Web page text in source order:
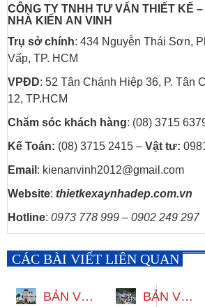
CÔNG TY TNHH TƯ VẤN THIẾT KẾ
NHÀ KIẾN AN VINH
Trụ sở chính: 434 Nguyễn Thái Sơn,
Vấp, TP. HCM
VPĐD: 52 Tân Chánh Hiệp 36, P. Tân
12, TP.HCM
Chăm sóc khách hàng: (08) 3715
Kế Toán: (08) 3715 2415 – Vật tư:
Email : kienanvinh2012@gmail.com
Website: thietkexaynhadep.com.vn
Hotline: 0973 778 999 – 0902 249 297
CÁC BÀI VIẾT LIÊN QUAN
BẢN VẼ 3D THIẾT KẾ BIỆT THỰ 2 TẦNG TÂN CỔ ĐIỂN 5 PHÒNG NGỦ BẢN VẼ THIẾT KẾ MẪU BIỆT THỰ 2 TẦNG MÁI NHẬT HIỆN ĐẠI